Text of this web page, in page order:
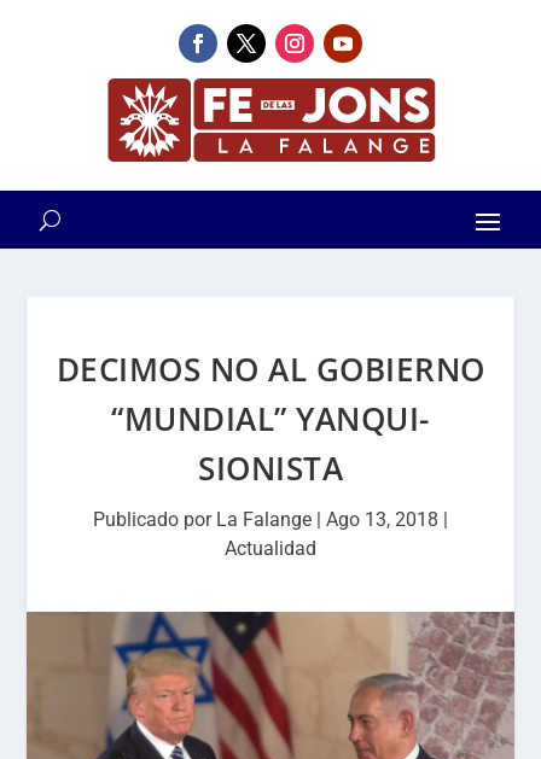
DECIMOS NO AL GOBIERNO
“MUNDIAL” YANQUI-
SIONISTA
Publicado por La Falange | Ago 13, 2018 |
Actualidad